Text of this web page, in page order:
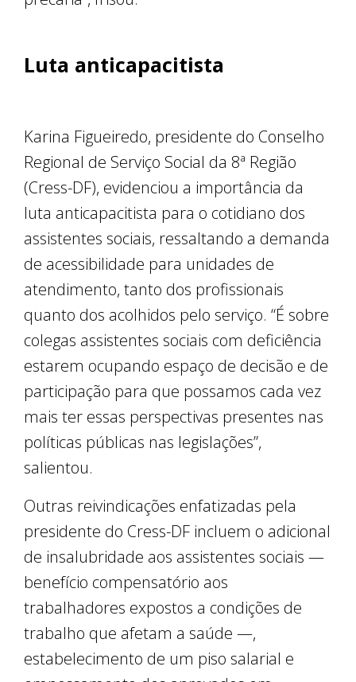
Luta anticapacitista
Karina Figueiredo, presidente do Conselho
Regional de Serviço Social da 8ª Região
(Cress-DF), evidenciou a importância da
luta anticapacitista para o cotidiano dos
assistentes sociais, ressaltando a demanda
de acessibilidade para unidades de
atendimento, tanto dos profissionais
quanto dos acolhidos pelo serviço. “É sobre
colegas assistentes sociais com deficiência
estarem ocupando espaço de decisão e de
participação para que possamos cada vez
mais ter essas perspectivas presentes nas
políticas públicas nas legislações”,
salientou.
Outras reivindicações enfatizadas pela
presidente do Cress-DF incluem o adicional
de insalubridade aos assistentes sociais —
benefício compensatório aos
trabalhadores expostos a condições de
trabalho que afetam a saúde —,
estabelecimento de um piso salarial e